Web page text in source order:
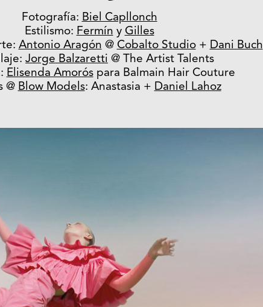
Fotografía: Biel Capllonch
Estilismo: Fermín y Gilles
Antonio Aragón @ Cobalto Studio+ Dani Buch
Jorge Balzaretti @ The Artist Talents
Elisenda Amoróspara Balmain Hair Couture
@ Blow Models: Anastasia + Daniel Lahoz